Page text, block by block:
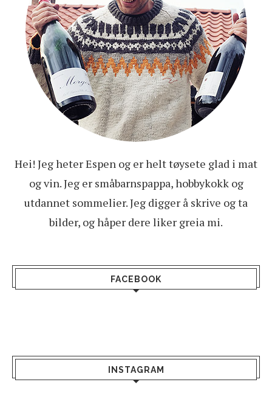
Hei! Jeg heter Espen og er helt tøysete glad i mat
og vin. Jeg er småbarnspappa, hobbykokk og
utdannet sommelier. Jeg digger å skrive og ta
bilder, og håper dere liker greia mi.
FACEBOOK
INSTAGRAM